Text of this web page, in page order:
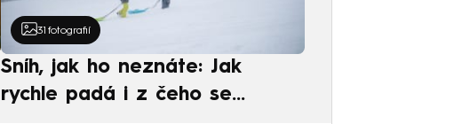
31 fotografií
Sníh, jak ho neznáte: Jak
rychle padá i z čeho se